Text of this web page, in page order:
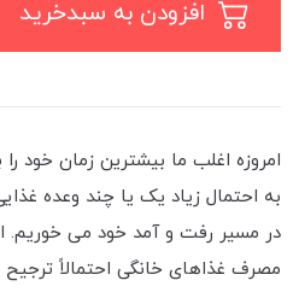
امروزه اغلب ما بیشترین زمان خود
به احتمال زیاد یک یا چند وعده
در مسیر رفت و آمد خود می‌ خوریم.
مصرف غذاهای خانگی احتمالاً